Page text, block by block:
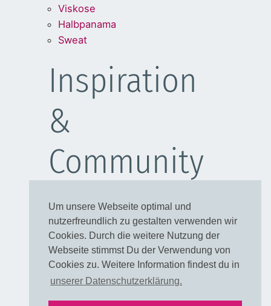
Um unsere Webseite optimal und
nutzerfreundlich zu gestalten verwenden wir
Cookies. Durch die weitere Nutzung der
Webseite stimmst Du der Verwendung von
Cookies zu. Weitere Information findest du in
unserer Datenschutzerklärung.
Viskose
Halbpanama
Sweat
Inspiration
&
Community
Kleider
Blusen
Taschen
Rechtliches